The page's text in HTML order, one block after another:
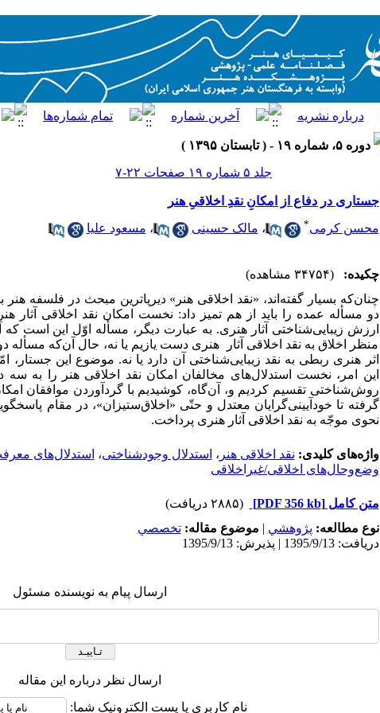
دوره ۵، شماره ۱۹ - ( تابستان ۱۳۹۵ )
جلد ۵ شماره ۱۹ صفحات ۲۲-۷
جستاری در دفاع از امکانِ نقدِ اخلاقیِ هنر
محسن کرمی* ، مالک حسینی ، مسعود علیا
چکیده:
(۳۴۷۵۴ مشاهده)
چنان‌که بسیار گفته‌اند، «نقد اخلاقی هنر» دیرپاترین مبحث در فلسفه
دو مسأله عمده را باید از هم تمیز داد: نخست امکان نقد اخلاقی
ارزش زیبایی‌شناختی آثار هنری. به عبارت دیگر، مسأله اوّل این است
منظر اخلاق به نقد اخلاقی آثار هنری دست یازیم یا نه، حال آن‌که مسأله
اثر هنری ربطی به نقد زیبایی‌شناختی آن دارد یا نه. موضوع این
این امر، نخست استدلال‌های مخالفان امکان نقد اخلاقی هنر را به
روش‌شناختی تقسیم کردیم و، آن‌گاه، کوشیدیم با گردآوردن موافقان
گرفته تا خودآیینی‌گرایان معتدل و حتّی «اخلاق‌ستیزان»، در مقام
نحوی موجّه به نقد اخلاقی آثار هنری پرداخت.
واژه‌های کلیدی: نقد اخلاقی هنر ، استدلال وجودشناختی، استدلال‌های
وضع‌وحال‌های اخلاقی/غیراخلاقی
متن کامل[PDF 356 kb]
(۲۸۸۵ دریافت)
نوع مطالعه: پژوهشي | موضوع مقاله:تخصصي
دریافت: 1395/9/13 | پذیرش: 1395/9/13
ارسال پیام به نویسنده مسئول
ارسال نظر درباره این مقاله
نام کاربری یا پست الکترونیک شما: